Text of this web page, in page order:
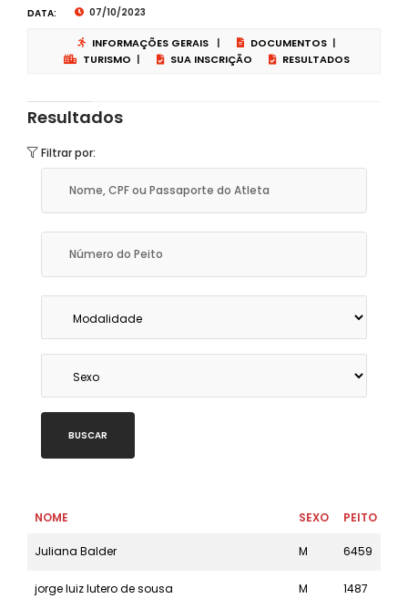
DATA: 07/10/2023
INFORMAÇÕES GERAIS | DOCUMENTOS |
TURISMO | SUA INSCRIÇÃO RESULTADOS
Resultados
Filtrar por:
BUSCAR
NOME SEXO PEITO
Juliana Balder M 6459
jorge luiz lutero de sousa M 1487